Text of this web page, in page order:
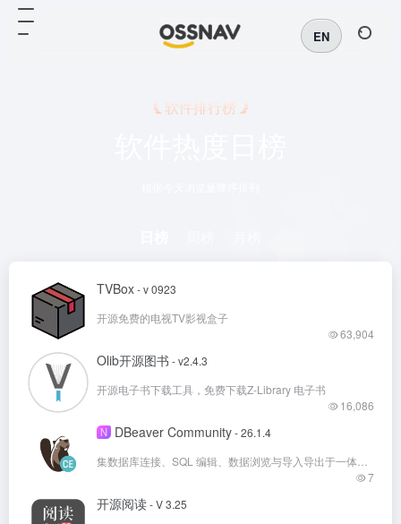
EN
软件排行榜
TVBox- v 0923
开源免费的电视TV影视盒子
63,904
Olib开源图书 - v2.4.3
开源电子书下载工具，免费下载Z-Library 电子书
16,086
N DBeaver Community- 26.1.4
7
开源阅读- V 3.25